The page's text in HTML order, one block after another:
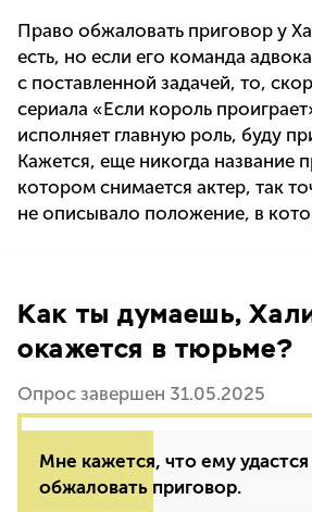
Право обжаловать приговор у
есть, но если его команда
с поставленной задачей, то,
сериала «Если король
исполняет главную роль, буду
Кажется, еще никогда название
котором снимается актер, так
не описывало положение, в
Как ты думаешь,
окажется в тюрьме?
Опрос завершен 31.05.2025
Мне кажется, что ему удастся
обжаловать приговор.